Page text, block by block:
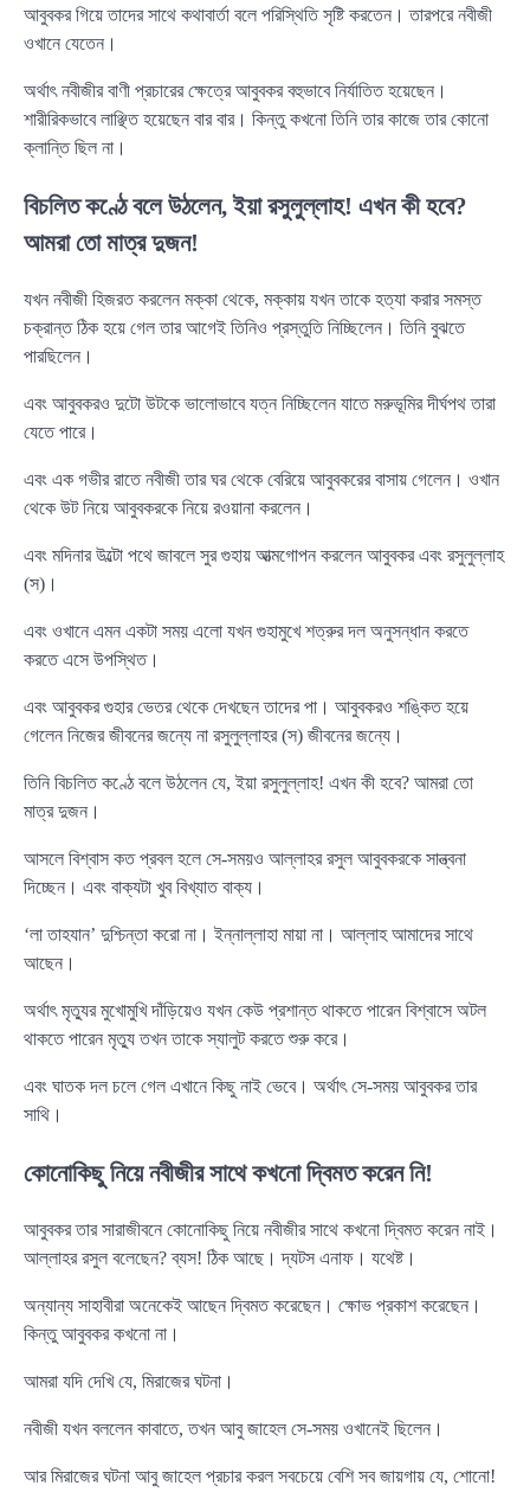
আবুবকর গিয়ে তাদের সাথে কথাবার্তা বলে পরিস্থিতি সৃষ্টি করতেন। তারপরে নবীজী
ওখানে যেতেন।
অর্থাৎ নবীজীর বাণী প্রচারের ক্ষেত্রে আবুবকর বহুভাবে নির্যাতিত হয়েছেন।
শারীরিকভাবে লাঞ্ছিত হয়েছেন বার বার। কিন্তু কখনো তিনি তার কাজে তার কোনো
ক্লান্তি ছিল না।
বিচলিত কণ্ঠে বলে উঠলেন, ইয়া রসুলুল্লাহ! এখন কী হবে?
আমরা তো মাত্র দুজন!
যখন নবীজী হিজরত করলেন মক্কা থেকে, মক্কায় যখন তাকে হত্যা করার সমস্ত
চক্রান্ত ঠিক হয়ে গেল তার আগেই তিনিও প্রস্তুতি নিচ্ছিলেন। তিনি বুঝতে
পারছিলেন।
এবং আবুবকরও দুটো উটকে ভালোভাবে যত্ন নিচ্ছিলেন যাতে মরুভূমির দীর্ঘপথ তারা
যেতে পারে।
এবং এক গভীর রাতে নবীজী তার ঘর থেকে বেরিয়ে আবুবকরের বাসায় গেলেন। ওখান
থেকে উট নিয়ে আবুবকরকে নিয়ে রওয়ানা করলেন।
এবং মদিনার উল্টো পথে জাবলে সুর গুহায় আত্মগোপন করলেন আবুবকর এবং রসুলুল্লাহ
(স)।
এবং ওখানে এমন একটা সময় এলো যখন গুহামুখে শত্রুর দল অনুসন্ধান করতে
করতে এসে উপস্থিত।
এবং আবুবকর গুহার ভেতর থেকে দেখছেন তাদের পা। আবুবকরও শঙ্কিত হয়ে
গেলেন নিজের জীবনের জন্যে না রসুলুল্লাহর (স) জীবনের জন্যে।
তিনি বিচলিত কণ্ঠে বলে উঠলেন যে, ইয়া রসুলুল্লাহ! এখন কী হবে? আমরা তো
মাত্র দুজন।
আসলে বিশ্বাস কত প্রবল হলে সে-সময়ও আল্লাহর রসুল আবুবকরকে সান্ত্বনা
দিচ্ছেন। এবং বাক্যটা খুব বিখ্যাত বাক্য।
‘লা তাহযান’ দুশ্চিন্তা করো না। ইন্নাল্লাহা মায়া না। আল্লাহ আমাদের সাথে
আছেন।
অর্থাৎ মৃত্যুর মুখোমুখি দাঁড়িয়েও যখন কেউ প্রশান্ত থাকতে পারেন বিশ্বাসে অটল
থাকতে পারেন মৃত্যু তখন তাকে স্যালুট করতে শুরু করে।
এবং ঘাতক দল চলে গেল এখানে কিছু নাই ভেবে। অর্থাৎ সে-সময় আবুবকর তার
সাথি।
কোনোকিছু নিয়ে নবীজীর সাথে কখনো দ্বিমত করেন নি!
আবুবকর তার সারাজীবনে কোনোকিছু নিয়ে নবীজীর সাথে কখনো দ্বিমত করেন নাই।
আল্লাহর রসুল বলেছেন? ব্যস! ঠিক আছে। দ্যটস এনাফ। যথেষ্ট।
অন্যান্য সাহাবীরা অনেকেই আছেন দ্বিমত করেছেন। ক্ষোভ প্রকাশ করেছেন।
কিন্তু আবুবকর কখনো না।
আমরা যদি দেখি যে, মিরাজের ঘটনা।
নবীজী যখন বললেন কাবাতে, তখন আবু জাহেল সে-সময় ওখানেই ছিলেন।
আর মিরাজের ঘটনা আবু জাহেল প্রচার করল সবচেয়ে বেশি সব জায়গায় যে, শোনো!